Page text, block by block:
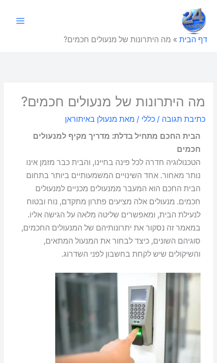
לתוכן
דף הבית » מה היתרונות של מנעולים חכמים?
מה היתרונות של מנעולים חכמים?
כתיבת תגובה / כללי / מאת מנעולן באיתוראן
הבית החכם מתחיל בדלת: מדריך מקיף למנעולים
חכמים
הטכנולוגיה חדרה לכל פינה בחיינו, והבית כבר מזמן אינו
נותר מאחור. אחד השינויים המשמעותיים ביותר בתחום
הבית החכם הוא המעבר ממנעולים מכניים למנעולים
חכמים. מנעולים אלה מציעים פתרון מתקדם, נוח ובטוח
לנעילת הבית, ומאפשרים שליטה מלאה על הגישה אליו.
במאמר זה נסקור את יתרונותיהם של המנעולים החכמים,
סוגיהם השונים, כיצד לבחור את המנעול המתאים,
והשיקולים שיש לקחת בחשבון לפני השדרוג.